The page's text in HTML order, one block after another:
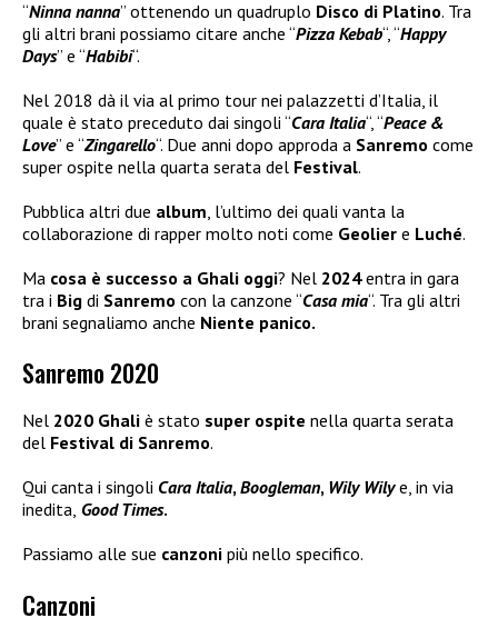
“Ninna nanna” ottenendo un quadruplo Disco di Platino. Tra
gli altri brani possiamo citare anche “Pizza Kebab“, “Happy
Days” e “Habibi“.
Nel 2018 dà il via al primo tour nei palazzetti d’Italia, il
quale è stato preceduto dai singoli “Cara Italia“, “Peace &
Love” e “Zingarello“. Due anni dopo approda a Sanremo come
super ospite nella quarta serata del Festival.
Pubblica altri due album , l’ultimo dei quali vanta la
collaborazione di rapper molto noti come Geolier e Luché.
Ma cosa è successo a Ghali oggi? Nel 2024entra in gara
tra i Big di Sanremo con la canzone “Casa mia“. Tra gli altri
brani segnaliamo anche Niente panico.
Sanremo 2020
Nel 2020 Ghali è stato super ospite nella quarta serata
del Festival di Sanremo.
Qui canta i singoli Cara Italia,Boogleman, Wily Wilye, in via
inedita, Good Times.
Passiamo alle sue canzoni più nello specifico.
Canzoni